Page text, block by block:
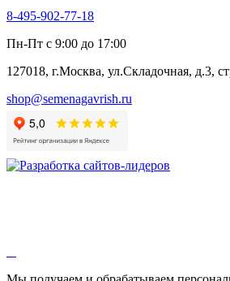
Алтей
Бессмертник
Валериана
Валерианелла
Гибискус лекарственный
Девясил
Душица
Змееголовник
8-495-902-77-18
Пн-Пт с 9:00 до 17:00
127018, г.Москва, ул.Складочная, д.3,
shop@semenagavrish.ru